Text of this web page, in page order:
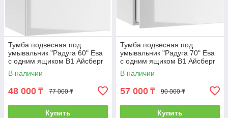
Тумба подвесная под
умывальник "Радуга 60" Ева
с одним ящиком В1 Айсберг
В наличии
48 000 ₸ 77 000 ₸
Купить
Тумба подвесная под
умывальник "Радуга 70" Ева
с одним ящиком В1 Айсберг
В наличии
57 000 ₸ 90 000 ₸
Купить